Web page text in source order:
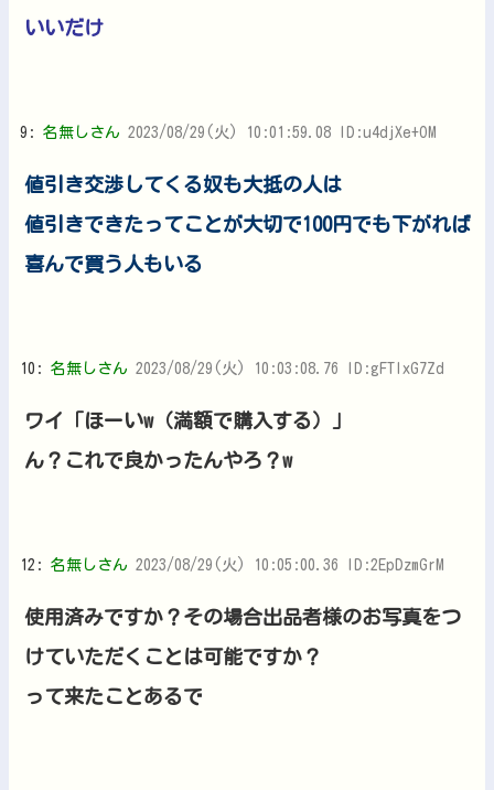
いいだけ
9: 名無しさん 2023/08/29(火) 10:01:59.08 ID:u4djXe+OM
値引き交渉してくる奴も大抵の人は
値引きできたってことが大切で100円でも下がれば
喜んで買う人もいる
10: 名無しさん 2023/08/29(火) 10:03:08.76 ID:gFTlxG7Zd
ワイ「ほーいw（満額で購入する）」
ん？これで良かったんやろ？w
12: 名無しさん 2023/08/29(火) 10:05:00.36 ID:2EpDzmGrM
使用済みですか？その場合出品者様のお写真をつ
けていただくことは可能ですか？
って来たことあるで